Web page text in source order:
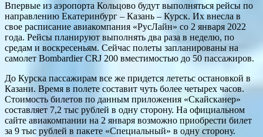
Впервые из аэропорта Кольцово будут выполняться рейсы по
направлению Екатеринбург – Казань – Курск. Их внесла в
свое расписание авиакомпания «РусЛайн» со 2 января 2022
года. Рейсы планируют выполнять два раза в неделю, по
средам и воскресеньям. Сейчас полеты запланированы на
самолет Bombardier CRJ 200 вместимостью до 50 пассажиров.
До Курска пассажирам все же придется лететьс остановкой в
Казани. Время в полете составит чуть более четырех часов.
Стоимость билетов по данным приложения «Скайсканер»
составляет 7,2 тыс рублей в одну сторону. На официальном
сайте авиакомпании на 2 января возможно приобрести билет
за 9 тыс рублей в пакете «Специальный» в одну сторону.